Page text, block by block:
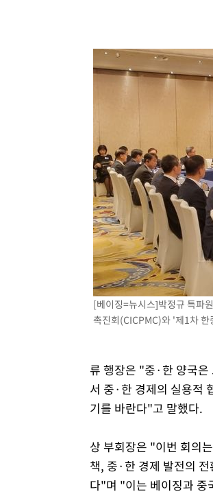
[베이징=뉴시스]박정규 특파
촉진회(CICPMC)와 '제1차
류 행장은 "중·한 양국
서 중·한 경제의 실용적
기를 바란다"고 말했다.
상 부회장은 "이번 회의
책, 중·한 경제 발전의
다"며 "이는 베이징과 중